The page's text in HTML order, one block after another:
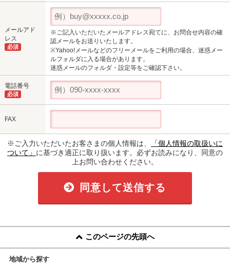
メールアド
レス
必須
※ご記入いただいたメールアドレス宛てに、お問合せ内容の確
認メールをお送りいたします。
※Yahoo!メールなどのフリーメールをご利用の場合、迷惑メー
ルフォルダに入る場合があります。
迷惑メールのフォルダ・設定等をご確認下さい。
電話番号
必須
FAX
※ご入力いただいたお客さまの個人情報は、
「個人情報の取扱いに
ついて」 に基づき適正に取り扱います。必ずお読みになり、同意の
上お問い合わせください。
同意して送信する
このページの先頭へ
地域から探す